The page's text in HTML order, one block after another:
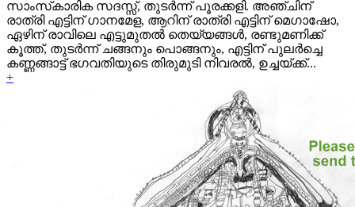
സാംസ്‌കാരിക സദസ്സ്, തുടര്‍ന്ന് പൂരക്കളി. അഞ്ചിന്
രാത്രി എട്ടിന് ഗാനമേള, ആറിന് രാത്രി എട്ടിന് മെഗാഷോ,
ഏഴിന് രാവിലെ എട്ടുമുതല്‍ തെയ്യങ്ങള്‍, രണ്ടുമണിക്ക്
കൂത്ത്, തുടര്‍ന്ന് ചങ്ങനും പൊങ്ങനും, എട്ടിന് പുലര്‍ച്ചെ
കണ്ണങ്ങാട്ട് ഭഗവതിയുടെ തിരുമുടി നിവരല്‍, ഉച്ചയ്ക്ക്...
+